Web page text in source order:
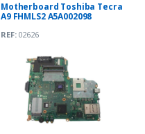
Motherboard Toshiba Tecra
A9 FHMLS2 A5A002098
REF:02626